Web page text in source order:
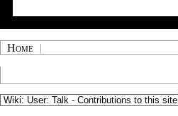
Home |
Wiki: User: Talk - Contributions to this site